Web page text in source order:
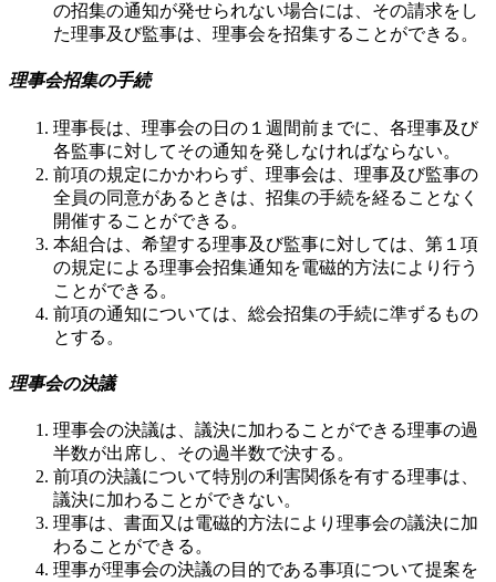
の招集の通知が発せられない場合には、その請求をし
た理事及び監事は、理事会を招集することができる。
理事会招集の手続
理事長は、理事会の日の１週間前までに、各理事及び
各監事に対してその通知を発しなければならない。
前項の規定にかかわらず、理事会は、理事及び監事の
全員の同意があるときは、招集の手続を経ることなく
開催することができる。
本組合は、希望する理事及び監事に対しては、第１項
の規定による理事会招集通知を電磁的方法により行う
ことができる。
前項の通知については、総会招集の手続に準ずるもの
とする。
理事会の決議
理事会の決議は、議決に加わることができる理事の過
半数が出席し、その過半数で決する。
前項の決議について特別の利害関係を有する理事は、
議決に加わることができない。
理事は、書面又は電磁的方法により理事会の議決に加
わることができる。
理事が理事会の決議の目的である事項について提案を